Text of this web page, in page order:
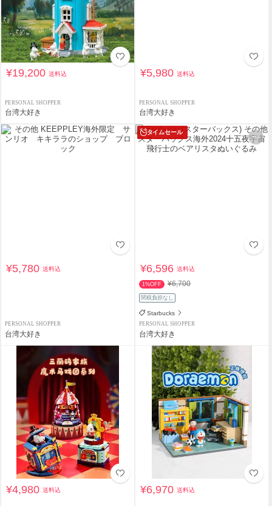
¥19,200送料込
PERSONAL SHOPPER
台湾大好き
¥5,980送料込
PERSONAL SHOPPER
台湾大好き
¥5,780送料込
PERSONAL SHOPPER
台湾大好き
タイムセール
¥6,596送料込
1%OFF ¥6,700
関税負担なし
Starbucks
PERSONAL SHOPPER
台湾大好き
¥4,980送料込 ¥6,970送料込